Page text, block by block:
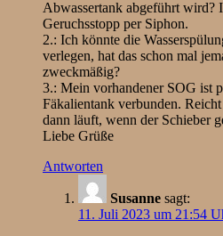
Abwassertank abgeführt wird?
Geruchsstopp per Siphon.
2.: Ich könnte die
verlegen, hat das schon mal
zweckmäßig?
3.: Mein vorhandener SOG ist
Fäkalientank verbunden.
dann läuft, wenn der Schieber
Liebe Grüße
Antworten
Susanne sagt:
11. Juli 2023 um 21:54